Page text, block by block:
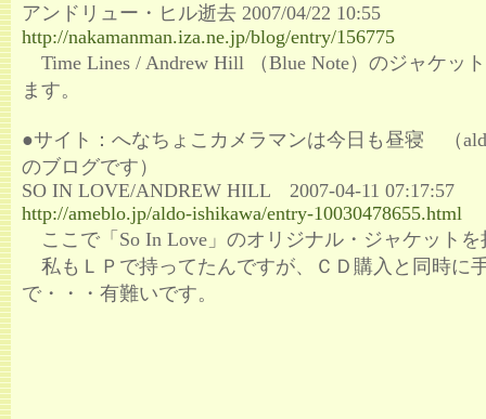
アンドリュー・ヒル逝去 2007/04/22 10:55
http://nakamanman.iza.ne.jp/blog/entry/156775
Time Lines / Andrew Hill （Blue Note）のジャケッ
ます。
●サイト：へなちょこカメラマンは今日も昼寝 （
のブログです）
SO IN LOVE/ANDREW HILL 2007-04-11 07:17:57
http://ameblo.jp/aldo-ishikawa/entry-10030478655.html
ここで「So In Love」のオリジナル・ジャケットを
私もＬＰで持ってたんですが、ＣＤ購入と同時に
で・・・有難いです。